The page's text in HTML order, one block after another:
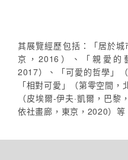
其展覽經歷包括：「居於
京，2016）、「親愛的
2017）、「可愛的哲學」
「相對可愛」（第零空間，
（皮埃爾-伊夫·凱爾，巴
依社畫廊，東京，2020）等